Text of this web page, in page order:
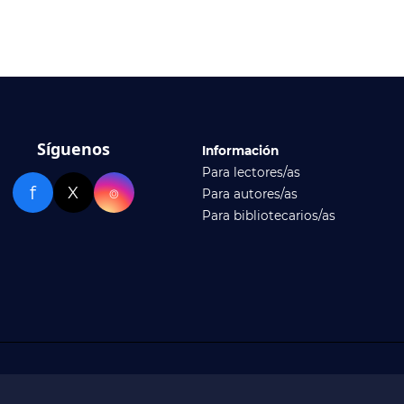
Síguenos
f X ⌾
Información
Para lectores/as
Para autores/as
Para bibliotecarios/as